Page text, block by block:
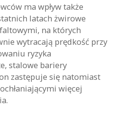
ma wpływ także
latach żwirowe
na których
wytracają prędkość przy
ryzyka
stalowe bariery
zastępuje się natomiast
więcej